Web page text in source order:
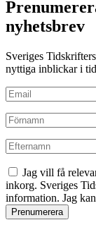
nyhetsbrev
Sveriges
nyttiga inblickar i
Jag vill få
inkorg. Sveriges
information. Jag